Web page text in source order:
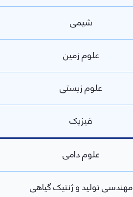
شیمی
علوم زمین
علوم زیستی
فیزیک
علوم دامی
مهندسی تولید و ژنتیک گیاهی